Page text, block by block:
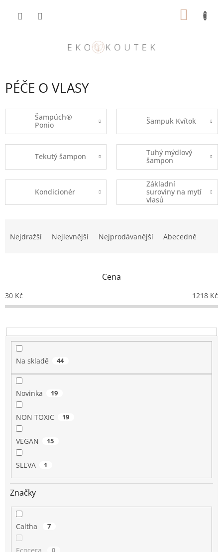
PÉČE O VLASY
Šampúch®
Ponio
Šampuk Kvítok
Tekutý šampon
Tuhý mýdlový
šampon
Kondicionér
Základní
suroviny na mytí
vlasů
p
r
o
u
Nejdražší Nejlevnější Nejprodávanější Abecedně
Cena
30 Kč 1218 Kč
Na skladě 44
Novinka 19
NON TOXIC 19
VEGAN 15
SLEVA 1
Značky
Caltha 7
0